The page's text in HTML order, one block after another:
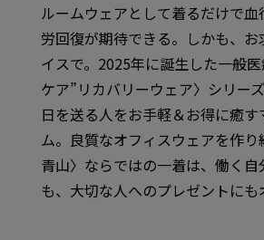
ルームウェアとして着るだけで
労回復が期待できる。 しかも、
イスで。 2025年に誕生した一般
ケア”リカバリーウェア〉シリーズ
日を送る人をお手軽＆お得に癒す
ム。 良質なオフィスウェアを作
青山〉ならではの一着は、 働く自
も、大切な人へのプレゼントにも